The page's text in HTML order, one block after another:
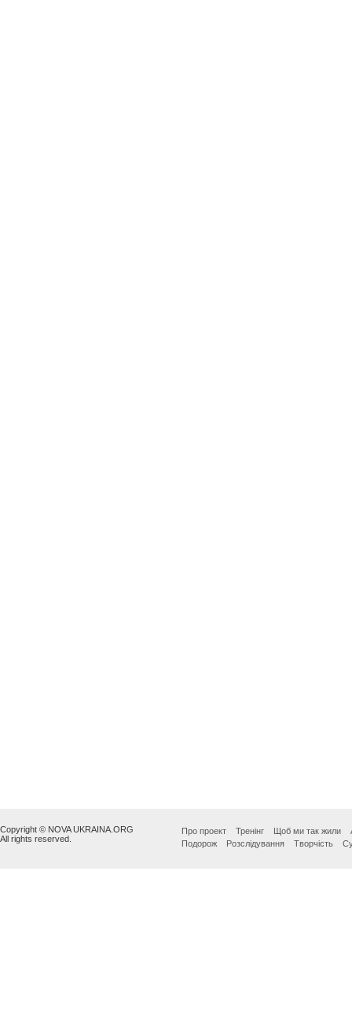
Copyright © NOVA UKRAINA.ORG
All rights reserved.
Про проект Тренінг Щоб ми так жили
Подорож
Розслідування Творчість